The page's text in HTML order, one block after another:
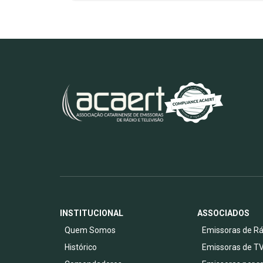
INSTITUCIONAL
Quem Somos
Histórico
ASSOCIADOS
Emissoras de
Emissoras de